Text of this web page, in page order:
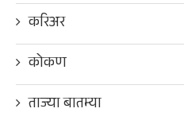
करिअर
कोकण
ताज्या बातम्या